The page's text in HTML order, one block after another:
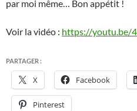
par moi même… Bon appétit !
Voir la vidéo : https://youtu.be/
PARTAGER :
X Facebook
Pinterest